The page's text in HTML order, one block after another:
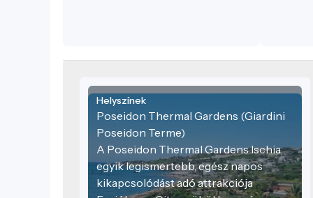
Helyszínek
Poseidon Thermal Gardens (Giardini
Poseidon Terme)
A Poseidon Thermal Gardens Ischia
egyik legismertebb, egész napos
kikapcsolódást adó attrakciója